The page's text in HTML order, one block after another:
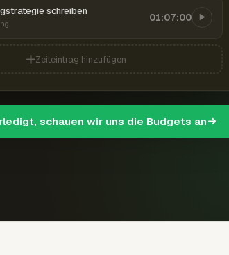
schreiben 01:07:00
Zeiteintrag hinzufügen
schauen wir uns die Budgets an